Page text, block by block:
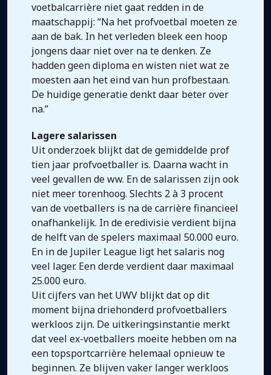
voetbalcarrière niet gaat redden in de
maatschappij: “Na het profvoetbal moeten ze
aan de bak. In het verleden bleek een hoop
jongens daar niet over na te denken. Ze
hadden geen diploma en wisten niet wat ze
moesten aan het eind van hun profbestaan.
De huidige generatie denkt daar beter over
na.”
Lagere salarissen
Uit onderzoek blijkt dat de gemiddelde prof
tien jaar profvoetballer is. Daarna wacht in
veel gevallen de ww. En de salarissen zijn ook
niet meer torenhoog. Slechts 2 à 3 procent
van de voetballers is na de carrière financieel
onafhankelijk. In de eredivisie verdient bijna
de helft van de spelers maximaal 50.000 euro.
En in de Jupiler League ligt het salaris nog
veel lager. Een derde verdient daar maximaal
25.000 euro.
Uit cijfers van het UWV blijkt dat op dit
moment bijna driehonderd profvoetballers
werkloos zijn. De uitkeringsinstantie merkt
dat veel ex-voetballers moeite hebben om na
een topsportcarrière helemaal opnieuw te
beginnen. Ze blijven vaker langer werkloos